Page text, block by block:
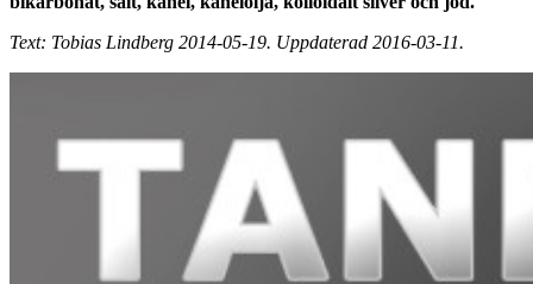
Text: Tobias Lindberg 2014-05-19. Uppdaterad 2016-03-11.